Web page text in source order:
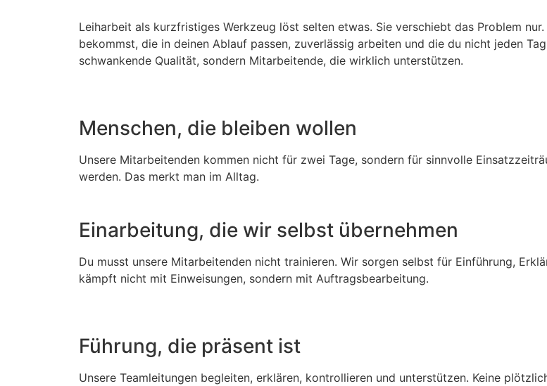
Leiharbeit als kurzfristiges Werkzeug löst selten etwas. Sie verschiebt das Problem
bekommst, die in deinen Ablauf passen, zuverlässig arbeiten und die du nicht jeden
schwankende Qualität, sondern Mitarbeitende, die wirklich unterstützen.
Menschen, die bleiben wollen
Unsere Mitarbeitenden kommen nicht für zwei Tage, sondern für sinnvolle
werden. Das merkt man im Alltag.
Einarbeitung, die wir selbst übernehmen
Du musst unsere Mitarbeitenden nicht trainieren. Wir sorgen selbst für Einführung,
kämpft nicht mit Einweisungen, sondern mit Auftragsbearbeitung.
Führung, die präsent ist
Unsere Teamleitungen begleiten, erklären, kontrollieren und unterstützen. Keine